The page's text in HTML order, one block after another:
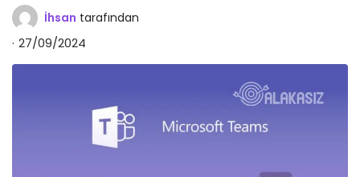
İhsan tarafından
27/09/2024